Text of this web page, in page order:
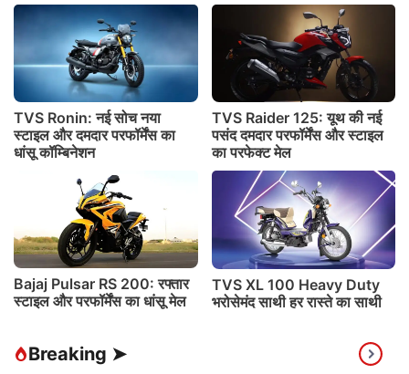
TVS Ronin: नई सोच नया
स्टाइल और दमदार परफॉर्मेंस का
धांसू कॉम्बिनेशन
TVS Raider 125: यूथ की नई
पसंद दमदार परफॉर्मेंस और स्टाइल
का परफेक्ट मेल
Bajaj Pulsar RS 200: रफ्तार
स्टाइल और परफॉर्मेंस का धांसू मेल
TVS XL 100 Heavy Duty
भरोसेमंद साथी हर रास्ते का साथी
Breaking ➤